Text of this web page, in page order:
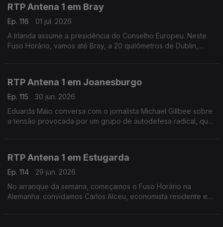
RTP Antena 1 em Bray
Ep. 116
01 jul. 2026
A Irlanda assume a presidência do Conselho Europeu. Neste
Fuso Horário, vamos até Bray, a 20 quilómetros de Dublin,
RTP Antena 1 em Joanesburgo
Ep. 115
30 jun. 2026
Eduarda Maio conversa com o jornalista Michael Gillbee sobre
a tensão provocada por um grupo de autodefesa radical, que
RTP Antena 1 em Estugarda
Ep. 114
29 jun. 2026
No arranque da semana, começamos o Fuso Horário na
Alemanha: convidamos Carlos Alceu, economista residente em